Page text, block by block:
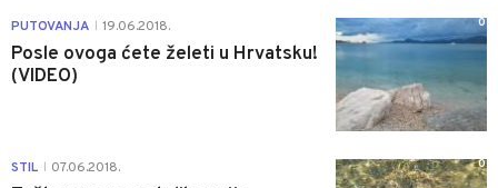
PUTOVANJA 19.06.2018.
Posle ovoga ćete želeti u Hrvatsku!
(VIDEO)
0
STIL 07.06.2018. 0